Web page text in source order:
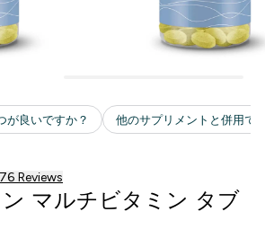
＋件の口コミ
Reviews
マルチビタミン タブ